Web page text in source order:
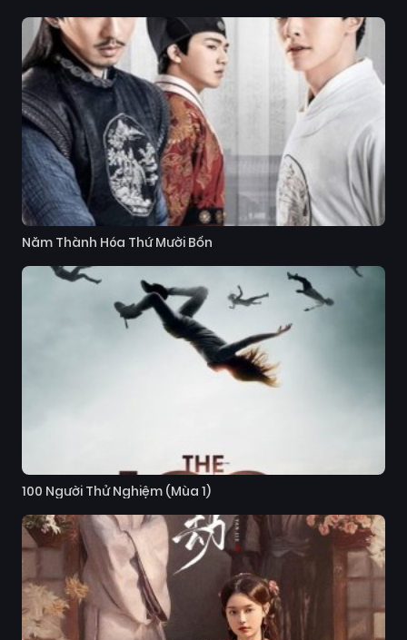
Năm Thành Hóa Thứ Mười Bốn
100 Người Thử Nghiệm (Mùa 1)